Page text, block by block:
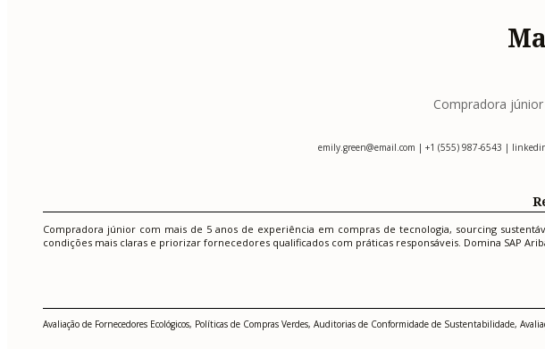
Compradora
emily.green@email.com | +1 (555) 987-6543 |
Compradora júnior com mais de 5 anos de experiência em compras de tecnologia, sourcing
condições mais claras e priorizar fornecedores qualificados com práticas responsáveis. Domina SAP
Avaliação de Fornecedores Ecológicos, Políticas de Compras Verdes, Auditorias de Conformidade de Sustentabilidade,